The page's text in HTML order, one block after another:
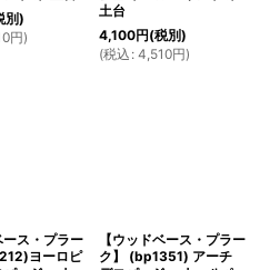
別)
円)
土台
4,100円(税別)
(税込 : 4,510円)
ース・プラー
ヨーロピ
【ウッドベース・プラー
ク】 (bp1351) アーチ